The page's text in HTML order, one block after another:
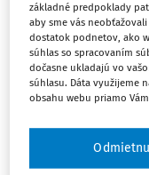
Zatiaľ ste
Celý
základné predpoklady
aby sme vás
dostatok podnetov, ako
súhlas so spracovaním
dočasne ukladajú vo
súhlasu. Dáta využijeme
obsahu webu priamo